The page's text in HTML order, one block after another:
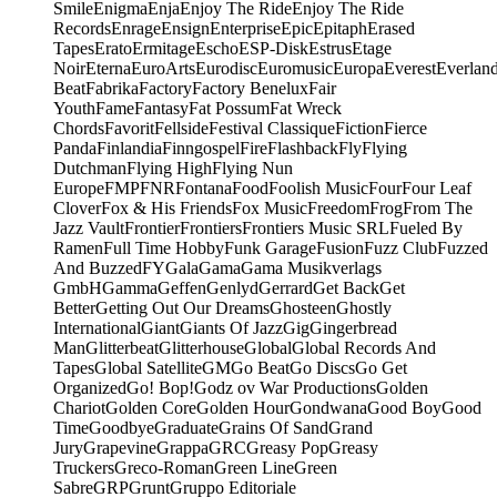
SmileEnigmaEnjaEnjoy The RideEnjoy The Ride
RecordsEnrageEnsignEnterpriseEpicEpitaphErased
TapesEratoErmitageEschoESP-DiskEstrusEtage
NoirEternaEuroArtsEurodiscEuromusicEuropaEverest
BeatFabrikaFactoryFactory BeneluxFair
YouthFameFantasyFat PossumFat Wreck
ChordsFavoritFellsideFestival ClassiqueFictionFierce
PandaFinlandiaFinngospelFireFlashbackFlyFlying
DutchmanFlying HighFlying Nun
EuropeFMPFNRFontanaFoodFoolish MusicFourFour Leaf
CloverFox & His FriendsFox MusicFreedomFrogFrom The
Jazz VaultFrontierFrontiersFrontiers Music SRLFueled By
RamenFull Time HobbyFunk GarageFusionFuzz ClubFuzzed
And BuzzedFYGalaGamaGama Musikverlags
GmbHGammaGeffenGenlydGerrardGet BackGet
BetterGetting Out Our DreamsGhosteenGhostly
InternationalGiantGiants Of JazzGigGingerbread
ManGlitterbeatGlitterhouseGlobalGlobal Records And
TapesGlobal SatelliteGMGo BeatGo DiscsGo Get
OrganizedGo! Bop!Godz ov War ProductionsGolden
ChariotGolden CoreGolden HourGondwanaGood BoyGood
TimeGoodbyeGraduateGrains Of SandGrand
JuryGrapevineGrappaGRCGreasy PopGreasy
TruckersGreco-RomanGreen LineGreen
SabreGRPGruntGruppo Editoriale